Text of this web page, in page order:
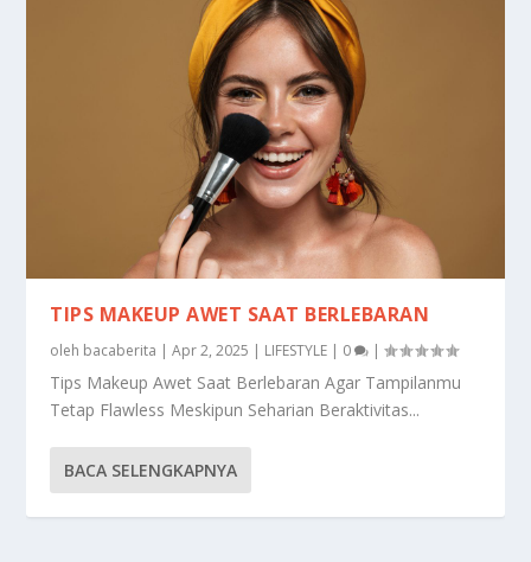
TIPS MAKEUP AWET SAAT BERLEBARAN
oleh bacaberita |Apr 2, 2025 | LIFESTYLE | 0 |
Tips Makeup Awet Saat Berlebaran Agar Tampilanmu
Tetap Flawless Meskipun Seharian Beraktivitas...
BACA SELENGKAPNYA